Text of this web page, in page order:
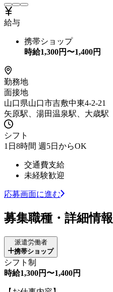
給与
携帯ショップ
時給1,300円〜1,400円
勤務地
面接地
山口県山口市吉敷中東4-2-21
矢原駅、湯田温泉駅、大歳駅
シフト
1日8時間 週5日からOK
交通費支給
未経験歓迎
応募画面に進む
募集職種・詳細情報
派遣労働者
携帯ショップ
シフト制
時給1,300円〜1,400円